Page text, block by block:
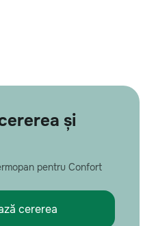
și
pentru Confort
cererea